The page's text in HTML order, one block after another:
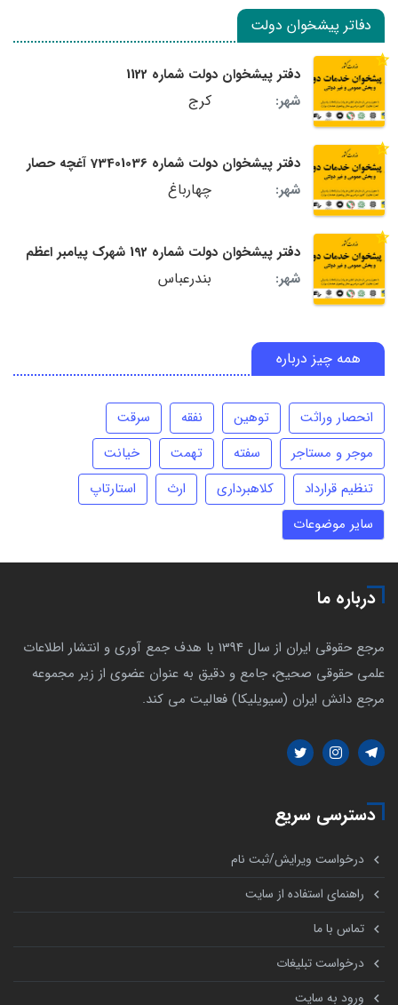
دفاتر پیشخوان دولت
دفتر پیشخوان دولت شماره 1122
شهر:
کرج
دفتر پیشخوان دولت شماره 73401036 آغچه حصار
شهر:
چهارباغ
دفتر پیشخوان دولت شماره 192 شهرک پیامبر اعظم
شهر:
بندرعباس
همه چیز درباره
انحصار وراثت توهین نفقه
سرقت
موجر و مستاجر
سفته تهمت
خیانت
تنظیم قرارداد
کلاهبرداری ارث
استارتاپ
سایر موضوعات
درباره ما
مرجع حقوقی ایران از سال 1394 با هدف جمع آوری و انتشار اطلاعات
علمی حقوقی صحیح، جامع و دقیق به عنوان عضوی از زیر مجموعه
مرجع دانش ایران (سیویلیکا) فعالیت می کند.
دسترسی سریع
درخواست ویرایش/ثبت نام
راهنمای استفاده از سایت
تماس با ما
درخواست تبلیغات
ورود به سایت